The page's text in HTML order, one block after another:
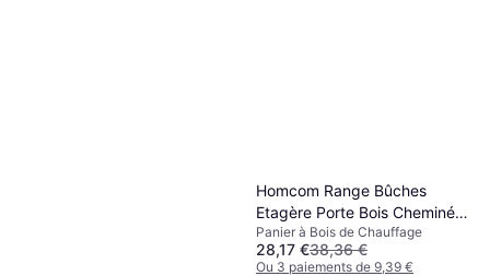
Homcom Range Bûches
Etagère Porte Bois Cheminée
100 Kg
Panier à Bois de Chauffage
28,17 €38,36 €
Ou 3 paiements de 9,39 €